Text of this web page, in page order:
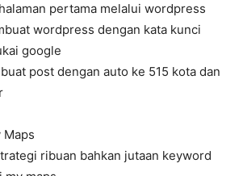
pertama melalui wordpress
wordpress dengan kata kunci
google
post dengan auto ke 515 kota dan
Maps
ribuan bahkan jutaan keyword